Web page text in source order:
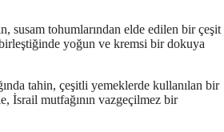
susam tohumlarından elde edilen bir çeşit
yoğun ve kremsi bir dokuya
tahin, çeşitli yemeklerde kullanılan bir
İsrail mutfağının vazgeçilmez bir